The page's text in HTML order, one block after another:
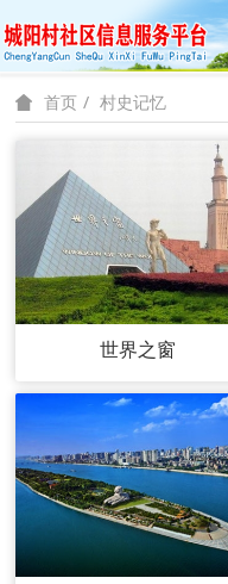
首页 村史记忆
世界之窗